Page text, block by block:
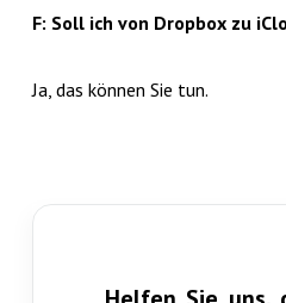
F: Soll ich von Dropbox zu
Ja, das können Sie tun.